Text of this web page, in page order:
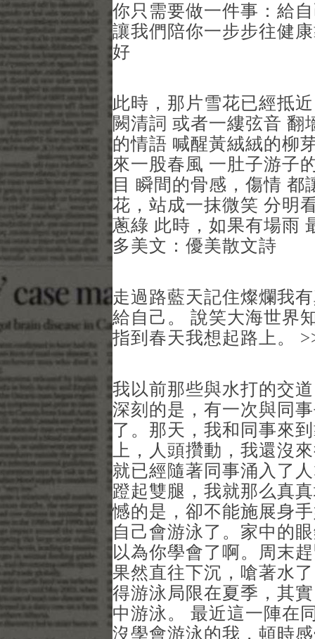
你只需要做一件事：給
讓我們陪你一步步往健
好
此時，那片雪花已經抵
闕清詞 或者一縷弦音 翻
的情語 喊醒黃絨絨的柳
來一股春風 一肚子游子
目 瞬間的骨感，傷情
花，站成一抹微笑 分明
蔥綠 此時，如果有場雨
多美文：優美散文詩
走過路藍天記住燦爛我
給自己。 說笑大海世界
指到春天我想起路上。
我以前那些與水打的交
深刻的是，有一次與同
了。那天，我和同事來
上，人頭攢動，我還沒
就已經隨著同事涌入了
蹬起雙腿，我就那么真
憾的是，卻不能施展身
自己會游泳了。家中的
以為你學會了啊。周末
果然直往下沉，嗆著水
得游泳局限在夏季，其
中游泳。 最近這一陣在
沒學會游泳的我，頓時